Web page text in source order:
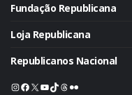
Fundação Republicana
Loja Republicana
Republicanos Nacional
Instagram
Facebook
X Youtube
TikTok
Threads
Flickr